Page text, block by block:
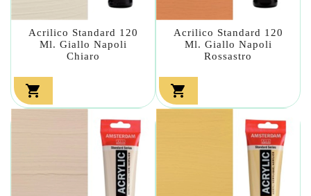
Acrilico Standard 120
Ml. Giallo Napoli
Chiaro

Acrilico Standard 120
Ml. Giallo Napoli
Rossastro
